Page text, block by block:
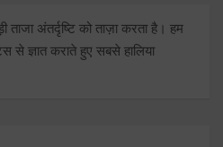
ताजा अंतर्दृष्टि को ताज़ा करता है। हम
ज्ञात कराते हुए सबसे हालिया